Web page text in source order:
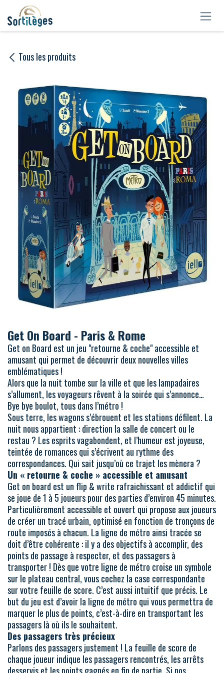
Se rendre au contenu
Tous les produits
Get On Board - Paris & Rome
Get on Board est un jeu "retourne & coche" accessible et
amusant qui permet de découvrir deux nouvelles villes
emblématiques !
Alors que la nuit tombe sur la ville et que les lampadaires
s’allument, les voyageurs rêvent à la soirée qui s’annonce…
Bye bye boulot, tous dans l’métro !
Sous terre, les wagons s’ébrouent et les stations défilent. La
nuit nous appartient : direction la salle de concert ou le
restau ? Les esprits vagabondent, et l’humeur est joyeuse,
teintée de romances qui s’écrivent au rythme des
correspondances. Qui sait jusqu’où ce trajet les mènera ?
Un « retourne & coche » accessible et amusant
Get on board est un flip & write rafraichissant et addictif qui
se joue de 1 à 5 joueurs pour des parties d’environ 45 minutes.
Particulièrement accessible et ouvert qui propose aux joueurs
de créer un tracé urbain, optimisé en fonction de tronçons de
route imposés à chacun. La ligne de métro ainsi tracée se
doit d’être cohérente : il y a des objectifs à accomplir, des
points de passage à respecter, et des passagers à
transporter ! Dès que votre ligne de métro croise un symbole
sur le plateau central, vous cochez la case correspondante
sur votre feuille de score. C’est aussi intuitif que précis. Le
but du jeu est d’avoir la ligne de métro qui vous permettra de
marquer le plus de points, c’est-à-dire en transportant les
passagers là où ils le souhaitent.
Des passagers très précieux
Parlons des passagers justement ! La feuille de score de
chaque joueur indique les passagers rencontrés, les arrêts